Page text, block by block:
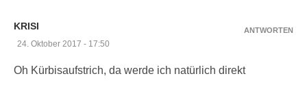
KRISI
24. Oktober 2017 - 17:50
Oh Kürbisaufstrich, da werde ich natürlich direkt
ANTWORTEN